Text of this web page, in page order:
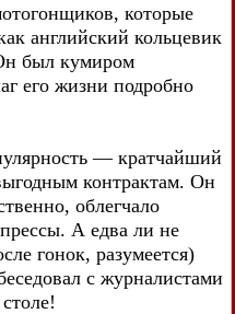
которые
английский кольцевик
был кумиром
его жизни подробно
— кратчайший
контрактам. Он
облегчало
А едва ли не
гонок, разумеется)
с журналистами